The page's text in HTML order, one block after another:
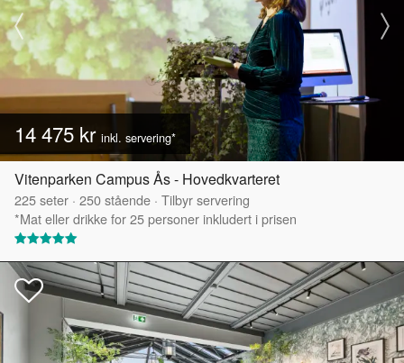
14 475 kr inkl. servering*
Vitenparken Campus Ås - Hovedkvarteret
225seter · 250stående · Tilbyr servering
*Mat eller drikke for 25 personer inkludert i prisen